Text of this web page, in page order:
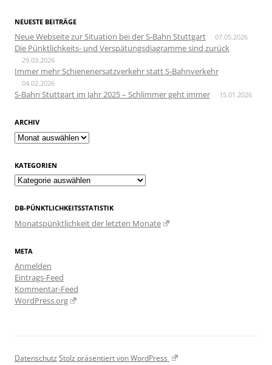
NEUESTE BEITRÄGE
Neue Webseite zur Situation bei der S-Bahn Stuttgart 07.05.2026
Die Pünktlichkeits- und Verspätungsdiagramme sind zurück
29.03.2026
Immer mehr Schienenersatzverkehr statt S-Bahnverkehr
04.02.2026
S-Bahn Stuttgart im Jahr 2025 – Schlimmer geht immer 15.01.2026
ARCHIV
Archiv
KATEGORIEN
Kategorien
DB-PÜNKTLICHKEITSSTATISTIK
Monatspünktlichkeit der letzten Monate
META
Anmelden
Eintrags-Feed
Kommentar-Feed
WordPress.org
Datenschutz Stolz präsentiert von WordPress